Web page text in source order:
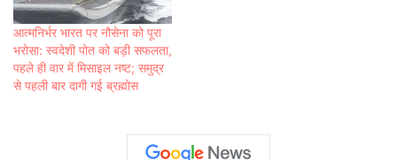
आत्मनिर्भर भारत पर नौसेना को पूरा
भरोसा: स्वदेशी पोत को बड़ी सफलता,
पहले ही वार में मिसाइल नष्ट; समुद्र
से पहली बार दागी गई ब्रह्मोस